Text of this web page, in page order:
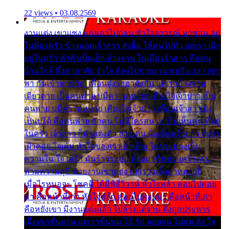
22 views • 03.08.2569
งานแต่ง เขาแซง แย่งเอาไปก่อน หัวใจอาวรณ์ มาซ่อน อยู่
ในห้องครัว ข้างนอกเจ้าสาว ส่งยิ้ม ให้คนไปทั่ว แต่เรา เฝ้า
อยู่ในครัว ทำตัวเป็นเด็ก ล้างจาน ในเมื่อ เจ้าสาว คือคน
บ้านใกล้ พึ่งพาอาศัย จำใจ ต้องไปช่วยงาน พอถึงเวลา เขา
พา กันเข้าพาขวัญ เพื่อนฝูง เฮฮาดังลั่น แต่เราล้างจาน
เดียวดาย เป็นคนพ่าย บ่มีความหมาย เคียงใจเจ้าบ่าว เป็น
คนพ่าย บ่มีความหมาย เคียงใจเจ้าบ่าว เพื่อนเจ้าสาว ยัง
เป็นบ่ได้ คือคนพ่าย ฮักคน ไม่มีใครสน เขาไม่เห็นคน ที่อยู่
ในครัว เจ้าสาว ก็มัวแต่งตัว สวยเด่น นั่งเคียงเจ้าบ่าว ที่เขา
เฝ้าคอย ใจเต้น หัวใจของเรา ลำเค็ญ ใครจะมองเห็น
ความใน ใจ เศร้า มันร้าวระบม ต้องมาขื่นขม เศร้าตรม
ท่ามความสุขี ช่วยงานเขาแต่ง แต่เรา แล้งมาหลายปี
เมื่อไรหนอจะ โชคดี ได้มีพิธีวิวาห์ หัวใจหล้า คอยไปคอย
มา คือหน้าที่เก่า หัวใจหล้า คอยไปคอยมา คือหน้าที่เก่า
คือหยังเขา มีงานแต่งแล้ว ไปล้างแต่จาน ดั่งถูกประหาร
เมื่อเขาชื่นบาน แต่เราขื่นขม โอ้ รัก ลอยลม ไม่สม ดัง ใจ